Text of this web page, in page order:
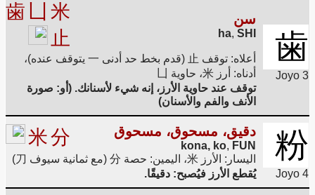
歯
Joyo 3
سن
ha, SHI
歯
米
止
أعلاه: توقف 止 (قدم بخط حد أدنى 一 يتوقف عنده)،
أدناه: أرز 米، حاوية 凵
توقف عند حاوية الأرز، إنه شيء لأسنانك. (أو: صورة
الأنف والفم والأسنان)
粉
Joyo 4
دقيق، مسحوق، مسحوق
kona, ko, FUN
米分
اليسار: الأرز 米، اليمين: حصة 分 (مع ثمانية سيوف 刀)
يُقطع الأرز فيُصبح: دقيقًا.